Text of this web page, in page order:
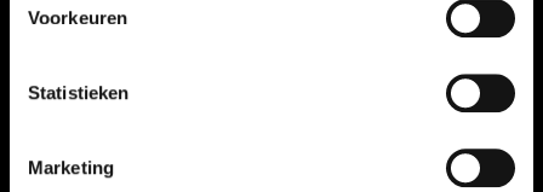
Voorkeuren
Statistieken
Marketing
KALENDER
THEMA’S
VIDEO’S